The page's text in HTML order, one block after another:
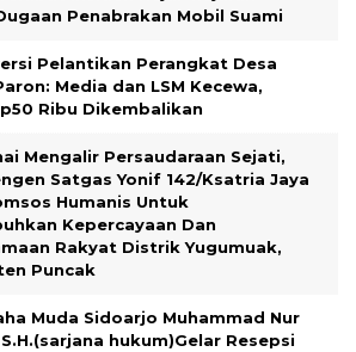
Penabrakan Mobil Suami
Pelantikan Perangkat Desa
Media dan LSM Kecewa,
Ribu Dikembalikan
Mengalir Persaudaraan Sejati,
Satgas Yonif 142/Ksatria Jaya
Humanis Untuk
Kepercayaan Dan
Rakyat Distrik Yugumuak,
Puncak
Muda Sidoarjo Muhammad Nur
hukum)Gelar Resepsi